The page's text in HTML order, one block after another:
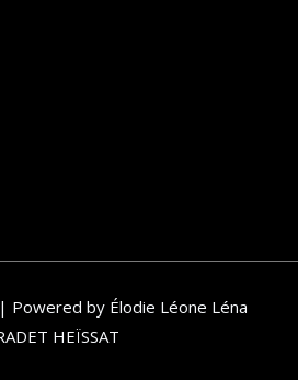
by Élodie Léone Léna
HEÏSSAT